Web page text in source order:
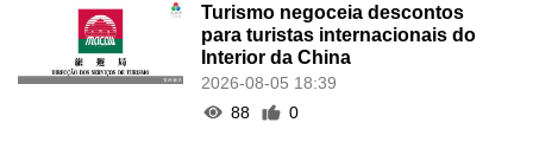
Turismo negoceia descontos
para turistas internacionais do
Interior da China
2026-08-05 18:39
88
0